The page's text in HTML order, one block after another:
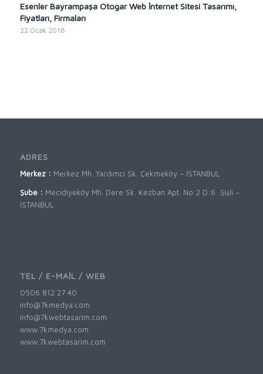
Esenler Bayrampaşa Otogar Web İnternet Sitesi Tasarımı,
Fiyatları, Firmaları
22 Ocak 2018
ADRES
Merkez : Merkez Mh. Yardımcı Sk. Çekmeköy – İSTANBUL
Şube : Mecidiyeköy Mh. Dere Sk. Kezban Apt. No:2 D:6 Şişli –
İSTANBUL
TEL / E-MAİL / WEB
0506 812 27 40
info@7kmedya.com
info@7kwebtasarim.com
www.7kmedya.com
www.7kwebtasarim.com